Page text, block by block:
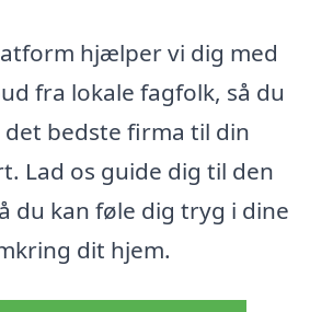
hjælper vi dig med
fra lokale fagfolk, så du
bedste firma til din
Lad os guide dig til den
du kan føle dig tryg i dine
dit hjem.